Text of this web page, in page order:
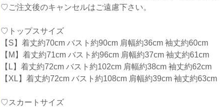
♡ご注文後のキャンセルはご遠慮下さい。
♡トップスサイズ
【S】着丈約70cm バスト約90cm 肩幅約36cm 袖丈約60cm
【M】着丈約71cm バスト約96cm 肩幅約37cm 袖丈約61cm
【L】着丈約72cm バスト約102cm 肩幅約38cm 袖丈約62cm
【XL】着丈約72cm バスト約108cm 肩幅約39cm 袖丈約63cm
♡スカートサイズ